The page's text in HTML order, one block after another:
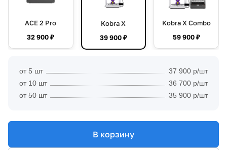
ACE 2 Pro
32 900 ₽
Kobra X
39 900 ₽
Kobra X Combo
59 900 ₽
от 5 шт
37 900 р/шт
от 10 шт
36 700 р/шт
от 50 шт
35 900 р/шт
В корзину